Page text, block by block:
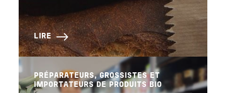
LIRE
PRÉPARATEURS, GROSSISTES ET
IMPORTATEURS DE PRODUITS BIO